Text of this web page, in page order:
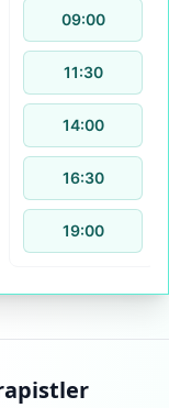
09:00
11:30
14:00
16:30
19:00